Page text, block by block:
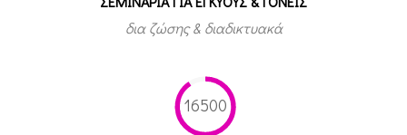
δια ζώσης & διαδικτυακά
16500